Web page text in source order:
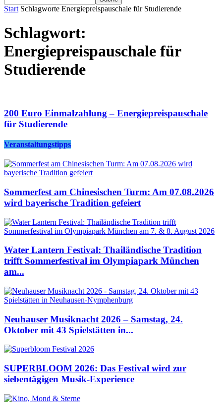
Start Schlagworte Energiepreispauschale für Studierende
Schlagwort:
Energiepreispauschale für
Studierende
200 Euro Einmalzahlung – Energiepreispauschale
für Studierende
Veranstaltungstipps
Sommerfest am Chinesischen Turm: Am 07.08.2026
wird bayerische Tradition gefeiert
Water Lantern Festival: Thailändische Tradition
trifft Sommerfestival im Olympiapark München
am...
Neuhauser Musiknacht 2026 – Samstag, 24.
Oktober mit 43 Spielstätten in...
SUPERBLOOM 2026: Das Festival wird zur
siebentägigen Musik-Experience